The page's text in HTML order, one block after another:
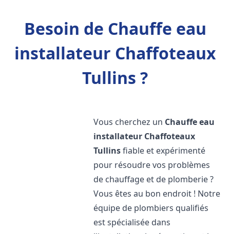
Besoin de Chauffe eau
installateur Chaffoteaux
Tullins ?
Vous cherchez un Chauffe eau
installateur Chaffoteaux
Tullinsfiable et expérimenté
pour résoudre vos problèmes
de chauffage et de plomberie ?
Vous êtes au bon endroit ! Notre
équipe de plombiers qualifiés
est spécialisée dans